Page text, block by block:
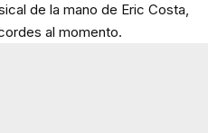
de la mano de Eric Costa,
al momento.